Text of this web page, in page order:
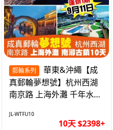
郵輪系列
真郵輪夢想號】杭州西湖
南京路 上海外灘 千年水鄉
自費10天
JL-WTFU10
10天 $2398+